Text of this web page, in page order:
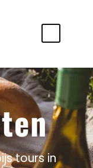
tours in